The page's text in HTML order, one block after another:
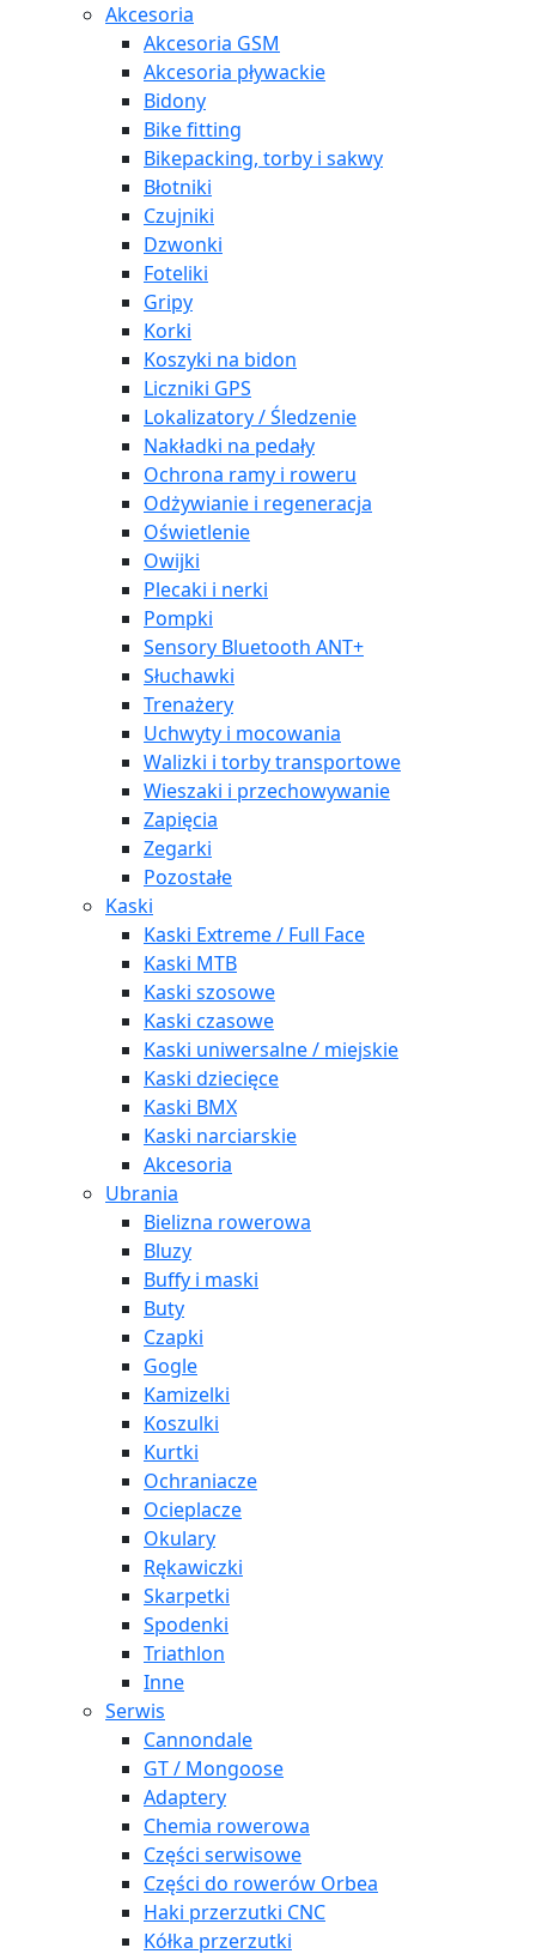
Akcesoria
Akcesoria GSM
Akcesoria pływackie
Bidony
Bike fitting
Bikepacking, torby i sakwy
Błotniki
Czujniki
Dzwonki
Foteliki
Gripy
Korki
Koszyki na bidon
Liczniki GPS
Lokalizatory / Śledzenie
Nakładki na pedały
Ochrona ramy i roweru
Odżywianie i regeneracja
Oświetlenie
Owijki
Plecaki i nerki
Pompki
Sensory Bluetooth ANT+
Słuchawki
Trenażery
Uchwyty i mocowania
Walizki i torby transportowe
Wieszaki i przechowywanie
Zapięcia
Zegarki
Pozostałe
Kaski
Kaski Extreme / Full Face
Kaski MTB
Kaski szosowe
Kaski czasowe
Kaski uniwersalne / miejskie
Kaski dziecięce
Kaski BMX
Kaski narciarskie
Akcesoria
Ubrania
Bielizna rowerowa
Bluzy
Buffy i maski
Buty
Czapki
Gogle
Kamizelki
Koszulki
Kurtki
Ochraniacze
Ocieplacze
Okulary
Rękawiczki
Skarpetki
Spodenki
Triathlon
Inne
Serwis
Cannondale
GT / Mongoose
Adaptery
Chemia rowerowa
Części serwisowe
Części do rowerów Orbea
Haki przerzutki CNC
Kółka przerzutki